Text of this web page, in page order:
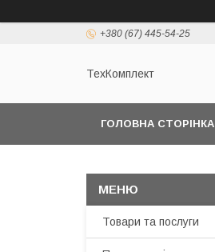
+380 (67) 445-54-25
ТехКомплект
ГОЛОВНА СТОРІНКА
Товари та послуги